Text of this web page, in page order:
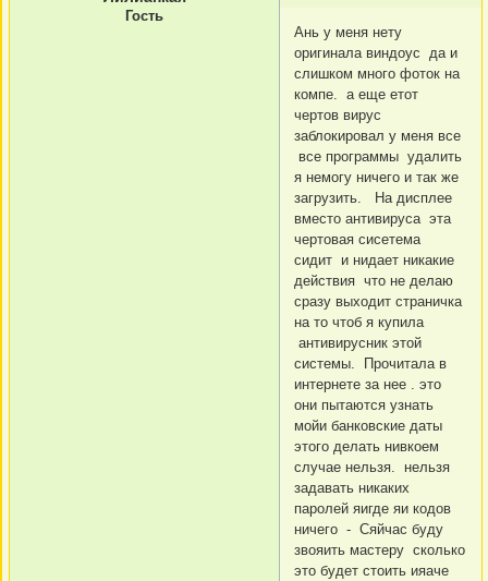
Гость
Ань у меня нету
оригинала виндоус да и
слишком много фоток на
компе. а еще етот
чертов вирус
заблокировал у меня все
все программы удалить
я немогу ничего и так же
загрузить. На дисплее
вместо антивируса эта
чертовая сисетема
сидит и нидает никакие
действия что не делаю
сразу выходит страничка
на то чтоб я купила
антивирусник этой
системы. Прочитала в
интернете за нее . это
они пытаются узнать
мойи банковские даты
этого делать нивкоем
случае нельзя. нельзя
задавать никаких
паролей яигде яи кодов
ничего - Сяйчас буду
звояить мастеру сколько
это будет стоить ияаче